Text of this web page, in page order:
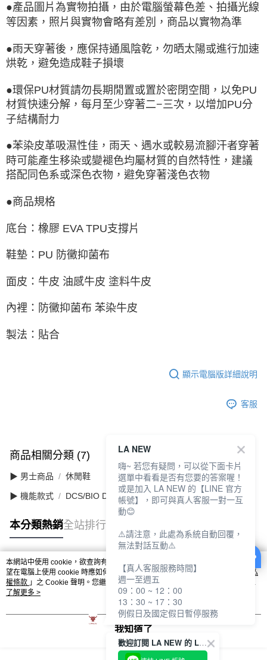
●產品圖片為實物拍攝，由於電腦螢幕色差、拍攝光線
等因素，照片與實物會略有差別，商品以實物為準
●雨天穿著後，應保持通風陰乾，勿晒太陽或進行加速
烘乾，避免造成鞋子損壞
●環保PU材質請勿長期閒置或置於密閉空間，以免PU
材質快速分解，每月至少穿著二−三次，以增加PU分
子結構耐力
●苯染皮革吸濕性佳，雨天、遇水或較易流腳汗者穿著
時可能產生移染或變褪色均屬材質的自然特性，建議
搭配同色系或深色衣物，避免穿著淺色衣物
●商品規格
底台：橡膠 EVA TPU支撐片
鞋墊：PU 防黴抑菌布
面皮：牛皮 油感牛皮 塗料牛皮
內裡：防黴抑菌布 苯染牛皮
製法：貼合
顯示電腦版詳細說明
客服
商品相關分類 (7) 查看全部
▶ 男士商品 休閒鞋
▶ 機能款式 DCS/BIO DCS 舒適動能
本分類熱銷全站排行
熱門標籤
本網站中使用 cookie，欲查詢有關本網站使用 cookie 方式之詳情，及若您不希
望在電腦上使用 cookie 時應如何變更電腦的 cookie 設定，請參閱本網站「
隱私
權條款 」之 Cookie 聲明。您繼續使用本網站即表示您同意本公司得按本網站使
用條款之 Cookie 聲明使用 cookie。
了解更多 >
我知道了
歡迎訂閱 LA NEW 的 LINE 官方帳號
LA NEW
嗨~ 若您有疑問，可以從下面卡片
選單中看看是否有您要的答案喔！
或是加入 LA NEW 的【LINE 官方
帳號】，即可與真人客服一對一互
動😊
⚠️請注意，此處為系統自動回覆，
無法對話互動⚠️
【真人客服服務時間】
週一至週五
09：00 ~ 12：00
13：30 ~ 17：30
例假日及國定假日暫停服務